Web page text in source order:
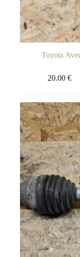
Toyota
20.00 €